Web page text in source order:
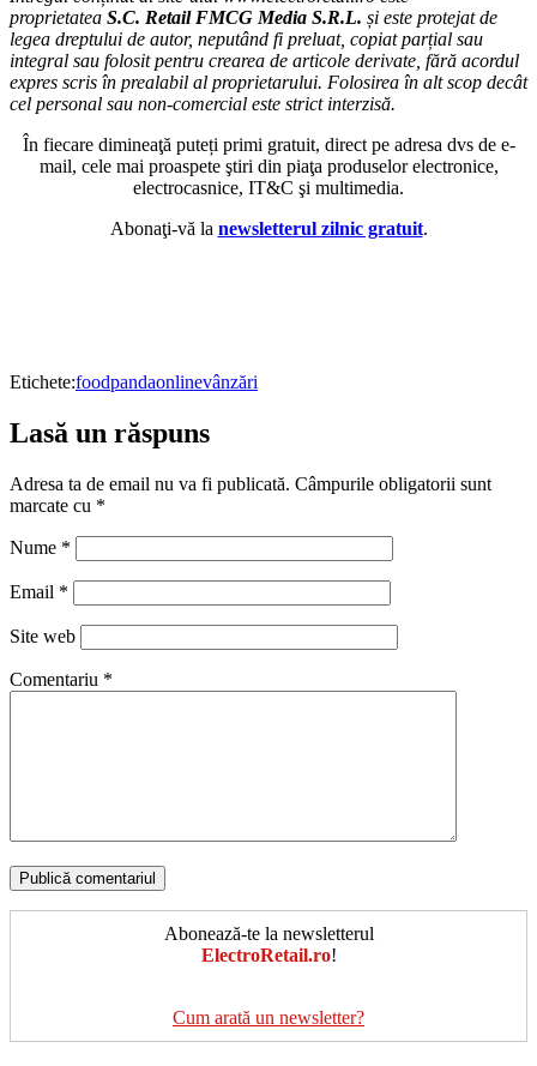
proprietatea S.C. Retail FMCG Media S.R.L. și este protejat de
legea dreptului de autor, neputând fi preluat, copiat parțial sau
integral sau folosit pentru crearea de articole derivate, fără acordul
expres scris în prealabil al proprietarului. Folosirea în alt scop decât
cel personal sau non-comercial este strict interzisă.
În fiecare dimineaţă puteți primi gratuit, direct pe adresa dvs de e-
mail, cele mai proaspete ştiri din piaţa produselor electronice,
electrocasnice, IT&C şi multimedia.
Abonaţi-vă la newsletterul zilnic gratuit.
Etichete:foodpandaonlinevânzări
Lasă un răspuns
Adresa ta de email nu va fi publicată. Câmpurile obligatorii sunt
marcate cu *
Nume *
Email *
Site web
Comentariu *
Abonează-te la newsletterul
ElectroRetail.ro!
Cum arată un newsletter?